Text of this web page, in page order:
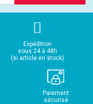
Expédition
sous 24 à 48h
(si article en stock)
Paiement
sécurisé